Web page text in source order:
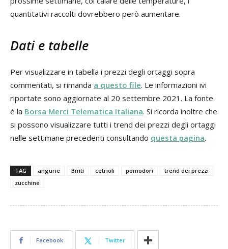
quantitativi raccolti dovrebbero però aumentare.
Dati e tabelle
Per visualizzare in tabella i prezzi degli ortaggi sopra
commentati, si rimanda a questo file. Le informazioni ivi
riportate sono aggiornate al 20 settembre 2021. La fonte
è la Borsa Merci Telematica Italiana. Si ricorda inoltre che
si possono visualizzare tutti i trend dei prezzi degli ortaggi
nelle settimane precedenti consultando questa pagina.
TAG angurie Bmti cetrioli pomodori
trend dei prezzi
zucchine
Facebook Twitter